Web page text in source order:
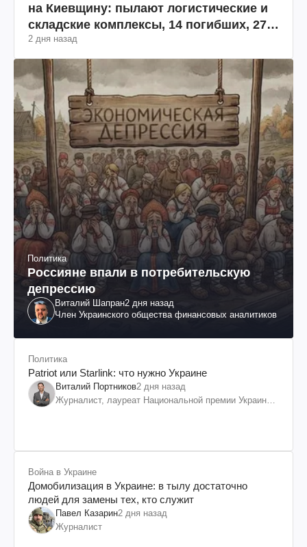
на Киевщину: пылают логистические и
складские комплексы, 14 погибших, 27
раненых (фото, видео)
2 дня назад
Политика
Россияне впали в потребительскую
депрессию
Виталий Шапран2 дня назад
Член Украинского общества финансовых аналитиков
Политика
Patriot или Starlink: что нужно Украине
Виталий Портников2 дня назад
Журналист, лауреат Национальной премии Украины
Война в Украине
Домобилизация в Украине: в тылу достаточно
людей для замены тех, кто служит
Павел Казарин2 дня назад
Журналист